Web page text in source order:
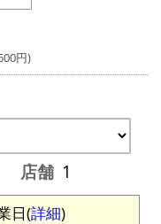
円)
店舗 1
日(詳細)